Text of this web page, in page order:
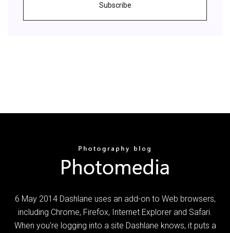
Subscribe
6 May 2014 Dashlane uses an add-on to Web browsers,
including Chrome, Firefox, Internet Explorer and Safari.
When you're logging into a site Dashlane knows, it puts a